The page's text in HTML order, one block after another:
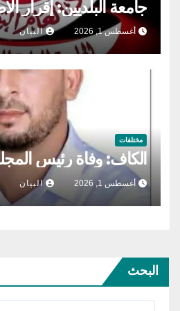
جامعة البلديين: إقرار
أغسطس 1, 2026 البيان
مختلفات
الكاف: وفاة رئيس
أغسطس 1, 2026 البيان
البحث